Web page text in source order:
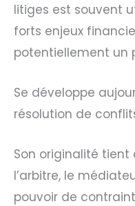
litiges est souvent
forts enjeux
potentiellement un
Se développe
résolution de
Son originalité
l’arbitre, le
pouvoir de